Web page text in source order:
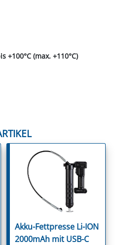
+100°C (max. +110°C)
Akku-Fettpresse Li-ION
2000mAh mit USB-C